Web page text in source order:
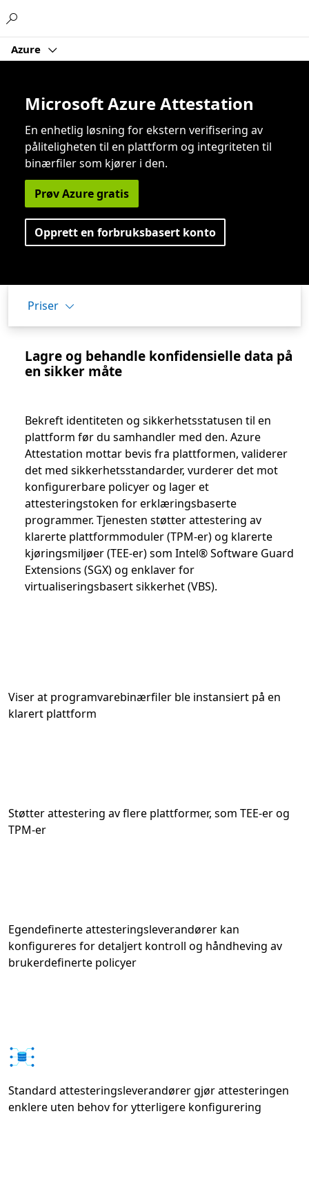
Azure
Microsoft Azure Attestation
En enhetlig løsning for ekstern verifisering av
påliteligheten til en plattform og integriteten til
binærfiler som kjører i den.
Prøv Azure gratis
Opprett en forbruksbasert konto
Priser
Lagre og behandle konfidensielle data på
en sikker måte
Bekreft identiteten og sikkerhetsstatusen til en
plattform før du samhandler med den. Azure
Attestation mottar bevis fra plattformen, validerer
det med sikkerhetsstandarder, vurderer det mot
konfigurerbare policyer og lager et
attesteringstoken for erklæringsbaserte
programmer. Tjenesten støtter attestering av
klarerte plattformmoduler (TPM-er) og klarerte
kjøringsmiljøer (TEE-er) som Intel® Software Guard
Extensions (SGX) og enklaver for
virtualiseringsbasert sikkerhet (VBS).
Viser at programvarebinærfiler ble instansiert på en
klarert plattform
Støtter attestering av flere plattformer, som TEE-er og
TPM-er
Egendefinerte attesteringsleverandører kan
konfigureres for detaljert kontroll og håndheving av
brukerdefinerte policyer
Standard attesteringsleverandører gjør attesteringen
enklere uten behov for ytterligere konfigurering